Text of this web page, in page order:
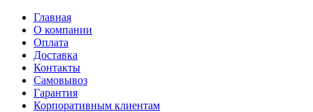
Главная
О компании
Оплата
Доставка
Контакты
Самовывоз
Гарантия
Корпоративным клиентам